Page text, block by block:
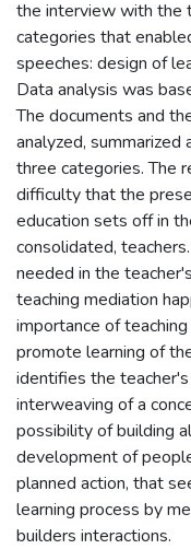
the interview with the
categories that
speeches: design of
Data analysis was
The documents and
analyzed,
three categories. The
difficulty that the
education sets off in
consolidated,
needed in the
teaching mediation
importance of
promote learning of
identifies the
interweaving of a
possibility of building
development of
planned action, that
learning process by
builders interactions.